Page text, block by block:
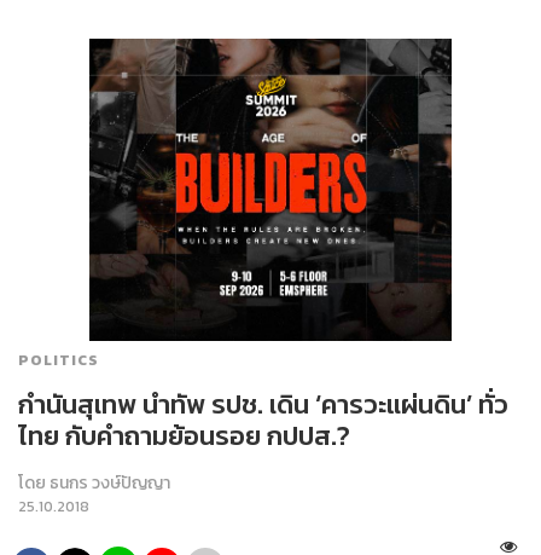
POLITICS
กำนันสุเทพ นำทัพ รปช. เดิน ‘คารวะแผ่นดิน’ ทั่ว
ไทย กับคำถามย้อนรอย กปปส.?
โดย ธนกร วงษ์ปัญญา
25.10.2018